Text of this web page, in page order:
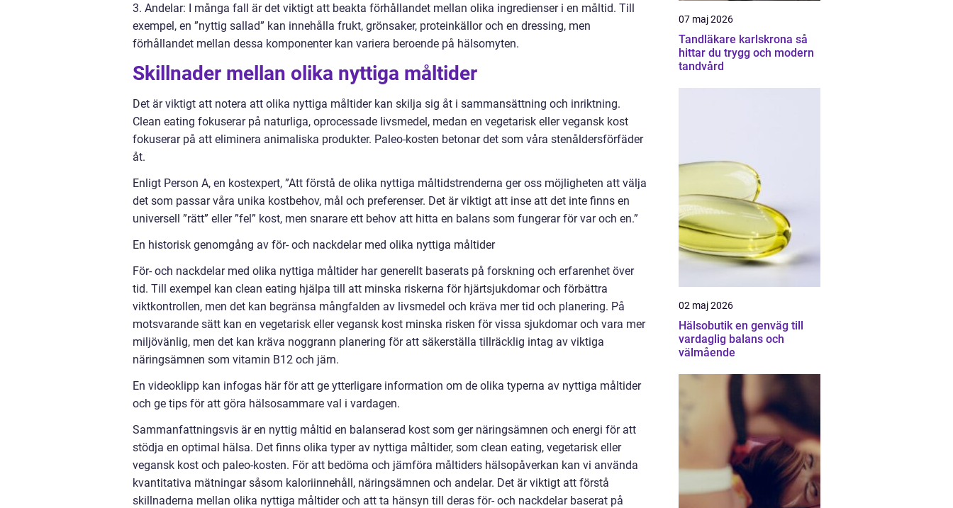
3. Andelar: I många fall är det viktigt att beakta förhållandet mellan olika ingredienser i en måltid. Till
exempel, en ”nyttig sallad” kan innehålla frukt, grönsaker, proteinkällor och en dressing, men
förhållandet mellan dessa komponenter kan variera beroende på hälsomyten.
Skillnader mellan olika nyttiga måltider
Det är viktigt att notera att olika nyttiga måltider kan skilja sig åt i sammansättning och inriktning.
Clean eating fokuserar på naturliga, oprocessade livsmedel, medan en vegetarisk eller vegansk kost
fokuserar på att eliminera animaliska produkter. Paleo-kosten betonar det som våra stenåldersförfäder
åt.
Enligt Person A, en kostexpert, ”Att förstå de olika nyttiga måltidstrenderna ger oss möjligheten att välja
det som passar våra unika kostbehov, mål och preferenser. Det är viktigt att inse att det inte finns en
universell ”rätt” eller ”fel” kost, men snarare ett behov att hitta en balans som fungerar för var och en.”
En historisk genomgång av för- och nackdelar med olika nyttiga måltider
För- och nackdelar med olika nyttiga måltider har generellt baserats på forskning och erfarenhet över
tid. Till exempel kan clean eating hjälpa till att minska riskerna för hjärtsjukdomar och förbättra
viktkontrollen, men det kan begränsa mångfalden av livsmedel och kräva mer tid och planering. På
motsvarande sätt kan en vegetarisk eller vegansk kost minska risken för vissa sjukdomar och vara mer
miljövänlig, men det kan kräva noggrann planering för att säkerställa tillräcklig intag av viktiga
näringsämnen som vitamin B12 och järn.
En videoklipp kan infogas här för att ge ytterligare information om de olika typerna av nyttiga måltider
och ge tips för att göra hälsosammare val i vardagen.
Sammanfattningsvis är en nyttig måltid en balanserad kost som ger näringsämnen och energi för att
stödja en optimal hälsa. Det finns olika typer av nyttiga måltider, som clean eating, vegetarisk eller
vegansk kost och paleo-kosten. För att bedöma och jämföra måltiders hälsopåverkan kan vi använda
kvantitativa mätningar såsom kaloriinnehåll, näringsämnen och andelar. Det är viktigt att förstå
skillnaderna mellan olika nyttiga måltider och att ta hänsyn till deras för- och nackdelar baserat på
07 maj 2026
Tandläkare karlskrona så
hittar du trygg och modern
tandvård
02 maj 2026
Hälsobutik en genväg till
vardaglig balans och
välmående